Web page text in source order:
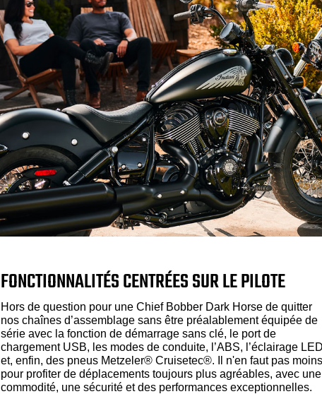
FONCTIONNALITÉS CENTRÉES SUR LE PILOTE
Hors de question pour une Chief Bobber Dark Horse de quitter
nos chaînes d’assemblage sans être préalablement équipée de
série avec la fonction de démarrage sans clé, le port de
chargement USB, les modes de conduite, l’ABS, l’éclairage LED
et, enfin, des pneus Metzeler® Cruisetec®. Il n'en faut pas moins
pour profiter de déplacements toujours plus agréables, avec une
commodité, une sécurité et des performances exceptionnelles.